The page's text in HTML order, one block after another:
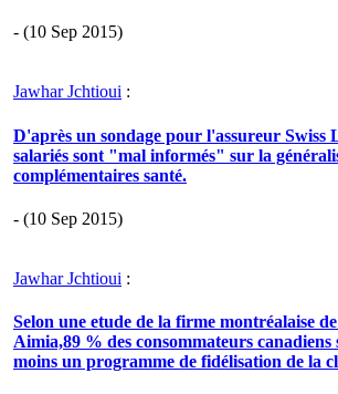
- (10 Sep 2015)
Jawhar Jchtioui :
D'après un sondage pour l'assureur Swiss
salariés sont "mal informés" sur la
complémentaires santé.
- (10 Sep 2015)
Jawhar Jchtioui :
Selon une etude de la firme montréalaise
Aimia,89 % des consommateurs canadiens
moins un programme de fidélisation de la